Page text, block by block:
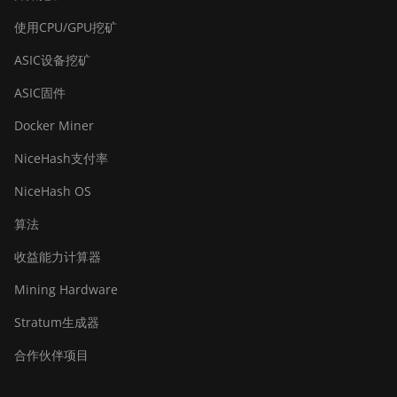
BITMAIN Antminer S19j XP
(151TH)
BITMAIN Antminer S19k Pro
BITMAIN Antminer S23 (580Th)
BITMAIN Antminer S23 Hyd.
BITMAIN Antminer S23 Imm.
(865Th/s)
BITMAIN Antminer T19 Hydro
使用CPU/GPU挖矿
ASIC设备挖矿
ASIC固件
Docker Miner
NiceHash支付率
NiceHash OS
算法
收益能力计算器
Mining Hardware
Stratum生成器
合作伙伴项目